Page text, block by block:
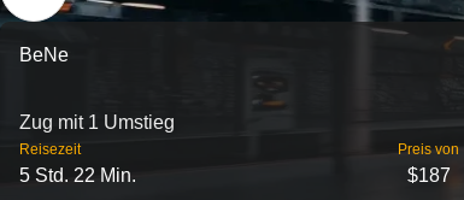
BeNe
Zug mit 1 Umstieg
Reisezeit
5 Std. 22 Min.
Preis von
$187